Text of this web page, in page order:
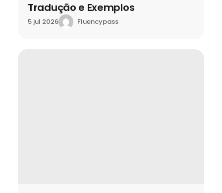
Tradução e Exemplos
5 jul 2026 Fluencypass